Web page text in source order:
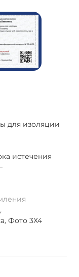
для изоляции
истечения
,
, Фото 3Х4